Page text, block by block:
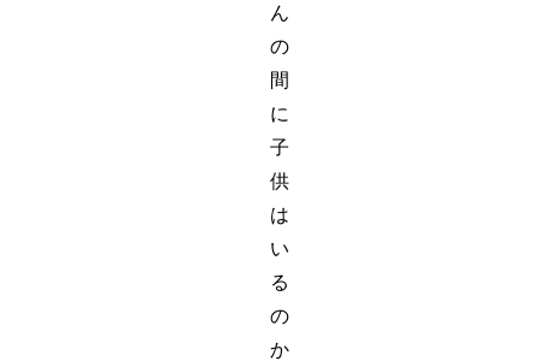
ん
の
間
に
子
供
は
い
る
の
か